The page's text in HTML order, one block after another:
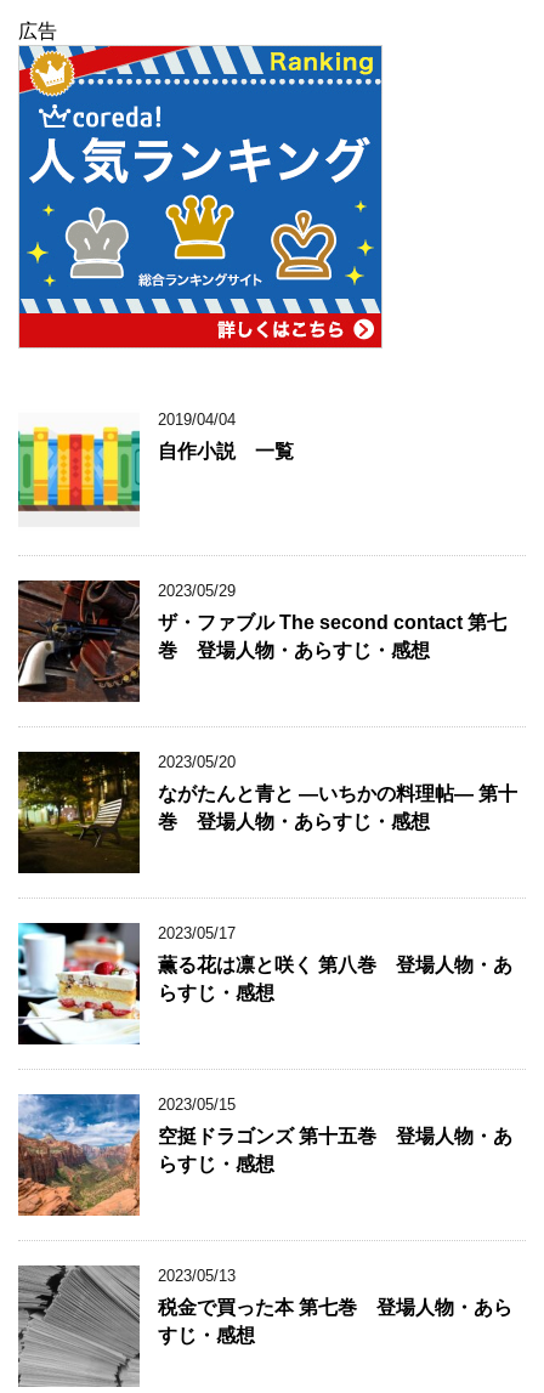
広告
2019/04/04
自作小説 一覧
2023/05/29
ザ・ファブル The second contact 第七
巻 登場人物・あらすじ・感想
2023/05/20
ながたんと青と ―いちかの料理帖― 第十
巻 登場人物・あらすじ・感想
2023/05/17
薫る花は凛と咲く 第八巻 登場人物・あ
らすじ・感想
2023/05/15
空挺ドラゴンズ 第十五巻 登場人物・あ
らすじ・感想
2023/05/13
税金で買った本 第七巻 登場人物・あら
すじ・感想